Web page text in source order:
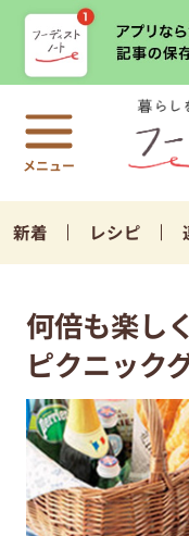
新着 レシピ
何倍も楽し
ピクニック